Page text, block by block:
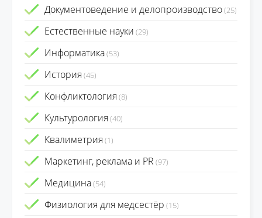
Документоведение и делопроизводство(25)
Естественные науки (29)
Информатика(53)
История (45)
Конфликтология (8)
Культурология (40)
Квалиметрия (1)
Маркетинг, реклама и PR (97)
Медицина(54)
Физиология для медсестёр (15)